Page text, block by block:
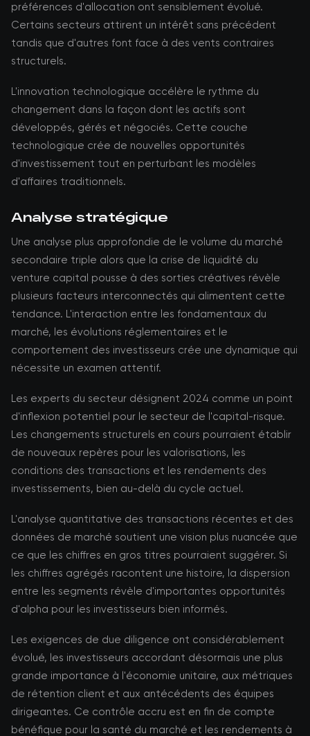
préférences d'allocation ont sensiblement évolué.
Certains secteurs attirent un intérêt sans précédent
tandis que d'autres font face à des vents contraires
structurels.
L'innovation technologique accélère le rythme du
changement dans la façon dont les actifs sont
développés, gérés et négociés. Cette couche
technologique crée de nouvelles opportunités
d'investissement tout en perturbant les modèles
d'affaires traditionnels.
Analyse stratégique
Une analyse plus approfondie de le volume du marché
secondaire triple alors que la crise de liquidité du
venture capital pousse à des sorties créatives révèle
plusieurs facteurs interconnectés qui alimentent cette
tendance. L'interaction entre les fondamentaux du
marché, les évolutions réglementaires et le
comportement des investisseurs crée une dynamique qui
nécessite un examen attentif.
Les experts du secteur désignent 2024 comme un point
d'inflexion potentiel pour le secteur de l'capital-risque.
Les changements structurels en cours pourraient établir
de nouveaux repères pour les valorisations, les
conditions des transactions et les rendements des
investissements, bien au-delà du cycle actuel.
L'analyse quantitative des transactions récentes et des
données de marché soutient une vision plus nuancée que
ce que les chiffres en gros titres pourraient suggérer. Si
les chiffres agrégés racontent une histoire, la dispersion
entre les segments révèle d'importantes opportunités
d'alpha pour les investisseurs bien informés.
Les exigences de due diligence ont considérablement
évolué, les investisseurs accordant désormais une plus
grande importance à l'économie unitaire, aux métriques
de rétention client et aux antécédents des équipes
dirigeantes. Ce contrôle accru est en fin de compte
bénéfique pour la santé du marché et les rendements à